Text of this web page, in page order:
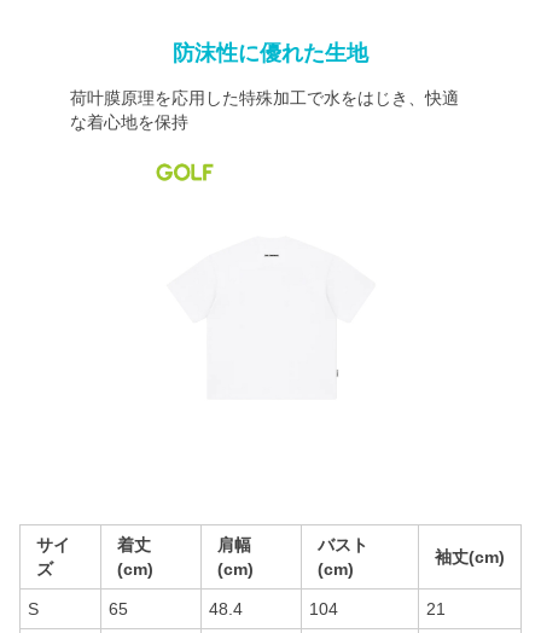
防沫性に優れた生地
荷叶膜原理を応用した特殊加工で水をはじき、快適
な着心地を保持
サイ
ズ
着丈
(cm)
肩幅
(cm)
バスト
(cm)
袖丈(cm)
S 65 48.4 104 21